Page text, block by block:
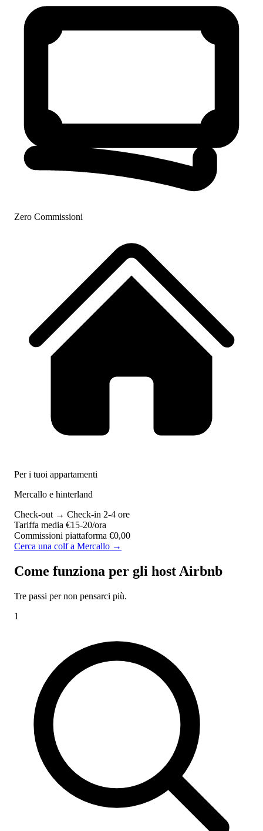
Zero Commissioni
Per i tuoi appartamenti
Mercallo e hinterland
Check-out → Check-in 2-4 ore
Tariffa media €15-20/ora
Commissioni piattaforma €0,00
Cerca una colf a Mercallo →
Come funziona per gli host Airbnb
Tre passi per non pensarci più.
1